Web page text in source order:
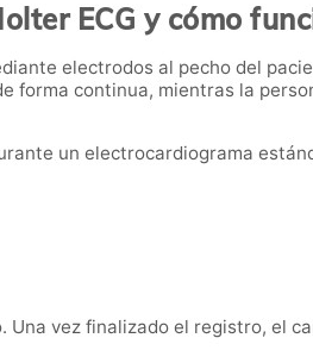
ECG y cómo
electrodos al pecho del
forma continua, mientras la
un electrocardiograma
vez finalizado el registro, el